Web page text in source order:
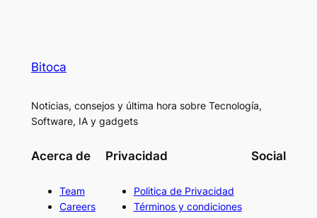
Bitoca
Noticias, consejos y última hora sobre Tecnología,
Software, IA y gadgets
Acerca de
Team
Careers
Privacidad
Politica de Privacidad
Términos y condiciones
Social